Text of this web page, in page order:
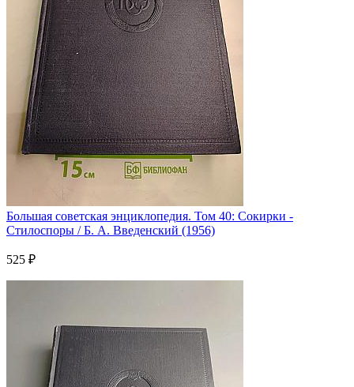
Большая советская энциклопедия. Том 40: Сокирки -
Стилоспоры / Б. А. Введенский (1956)
525 ₽